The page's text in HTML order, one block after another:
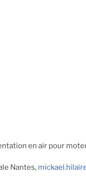
en air pour
Nantes,